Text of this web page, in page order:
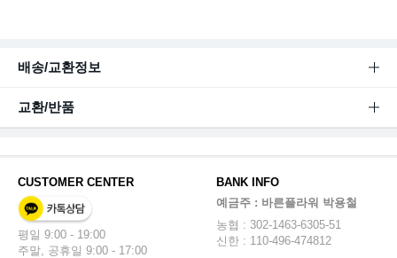
배송/교환정보
교환/반품
CUSTOMER CENTER
평일 9:00 - 19:00
주말, 공휴일 9:00 - 17:00
BANK INFO
예금주 : 바른플라워 박용철
농협 : 302-1463-6305-51
신한 : 110-496-474812